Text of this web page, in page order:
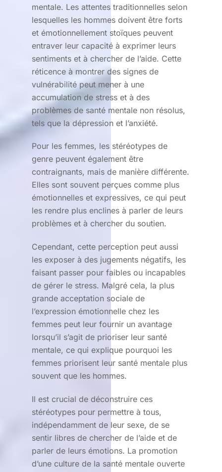
mentale. Les attentes traditionnelles selon
lesquelles les hommes doivent être forts
et émotionnellement stoïques peuvent
entraver leur capacité à exprimer leurs
sentiments et à chercher de l’aide. Cette
réticence à montrer des signes de
vulnérabilité peut mener à une
accumulation de stress et à des
problèmes de santé mentale non résolus,
tels que la dépression et l’anxiété.
Pour les femmes, les stéréotypes de
genre peuvent également être
contraignants, mais de manière différente.
Elles sont souvent perçues comme plus
émotionnelles et expressives, ce qui peut
les rendre plus enclines à parler de leurs
problèmes et à chercher du soutien.
Cependant, cette perception peut aussi
les exposer à des jugements négatifs, les
faisant passer pour faibles ou incapables
de gérer le stress. Malgré cela, la plus
grande acceptation sociale de
l’expression émotionnelle chez les
femmes peut leur fournir un avantage
lorsqu’il s’agit de prioriser leur santé
mentale, ce qui explique pourquoi les
femmes priorisent leur santé mentale plus
souvent que les hommes.
Il est crucial de déconstruire ces
stéréotypes pour permettre à tous,
indépendamment de leur sexe, de se
sentir libres de chercher de l’aide et de
parler de leurs émotions. La promotion
d’une culture de la santé mentale ouverte